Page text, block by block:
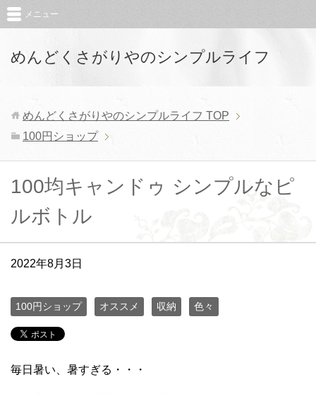
めんどくさがりやのシンプルライフ
メニュー
めんどくさがりやのシンプルライフ TOP
100円ショップ
100均キャンドゥ シンプルなピ
ルボトル
2022年8月3日
100円ショップ オススメ 収納 色々
毎日暑い、暑すぎる・・・